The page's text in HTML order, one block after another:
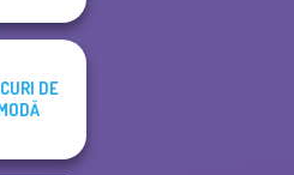
DE